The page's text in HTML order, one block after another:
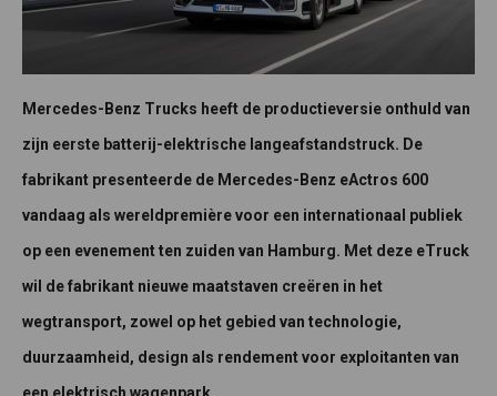
Mercedes-Benz Trucks heeft de productieversie onthuld van
zijn eerste batterij-elektrische langeafstandstruck. De
fabrikant presenteerde de Mercedes-Benz eActros 600
vandaag als wereldpremière voor een internationaal publiek
op een evenement ten zuiden van Hamburg. Met deze eTruck
wil de fabrikant nieuwe maatstaven creëren in het
wegtransport, zowel op het gebied van technologie,
duurzaamheid, design als rendement voor exploitanten van
een elektrisch wagenpark.